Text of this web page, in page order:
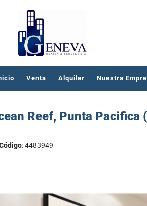
Venta Alquiler Nuestra
Reef, Punta Pacifica
: 4483949